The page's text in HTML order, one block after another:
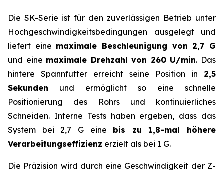
Die SK-Serie ist für den zuverlässigen Betrieb unter
Hochgeschwindigkeitsbedingungen ausgelegt und
liefert eine maximale Beschleunigung von 2,7 G
und eine maximale Drehzahl von 260 U/min. Das
hintere Spannfutter erreicht seine Position in 2,5
Sekunden und ermöglicht so eine schnelle
Positionierung des Rohrs und kontinuierliches
Schneiden. Interne Tests haben ergeben, dass das
System bei 2,7 G eine bis zu 1,8-mal höhere
Verarbeitungseffizienz erzielt als bei 1 G.
Die Präzision wird durch eine Geschwindigkeit der Z-